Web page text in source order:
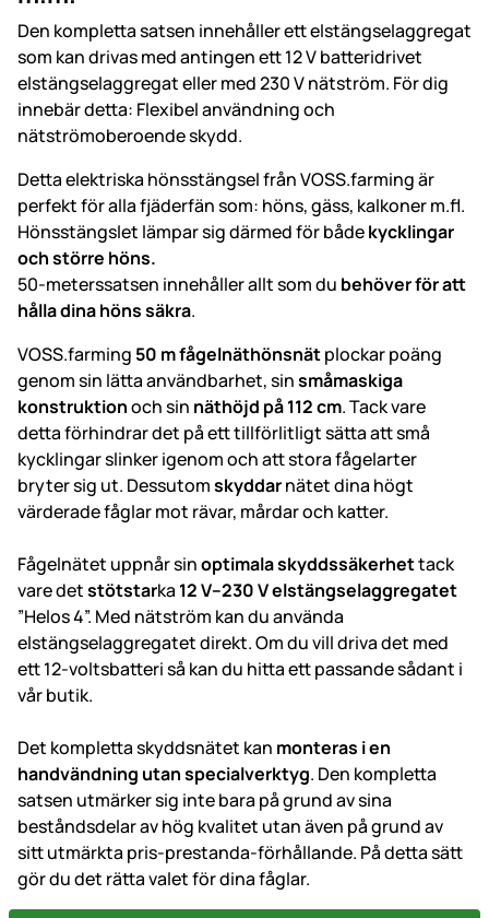
Den kompletta satsen innehåller ett elstängselaggregat
som kan drivas med antingen ett 12 V batteridrivet
elstängselaggregat eller med 230 V nätström. För dig
innebär detta: Flexibel användning och
nätströmoberoende skydd.
Detta elektriska hönsstängsel från VOSS.farming är
perfekt för alla fjäderfän som: höns, gäss, kalkoner m.fl.
Hönsstängslet lämpar sig därmed för bådekycklingar
och större höns.
50-meterssatsen innehåller allt som du behöver för att
hålla dina höns säkra.
VOSS.farming 50 m fågelnäthönsnätplockar poäng
genom sin lätta användbarhet, sinsmåmaskiga
konstruktionoch sin näthöjd på 112 cm. Tack vare
detta förhindrar det på ett tillförlitligt sätta att små
kycklingar slinker igenom och att stora fågelarter
bryter sig ut. Dessutomskyddarnätet dina högt
värderade fåglar mot rävar, mårdar och katter.
Fågelnätet uppnår sinoptimala skyddssäkerhettack
vare detstötstarka 12 V–230 V elstängselaggregatet
”Helos 4”. Med nätström kan du använda
elstängselaggregatet direkt. Om du vill driva det med
ett 12-voltsbatteri så kan du hitta ett passande sådant i
vår butik.
Det kompletta skyddsnätet kan monteras i en
handvändning utan specialverktyg. Den kompletta
satsen utmärker sig inte bara på grund av sina
beståndsdelar av hög kvalitet utan även på grund av
sitt utmärkta pris-prestanda-förhållande. På detta sätt
gör du det rätta valet för dina fåglar.